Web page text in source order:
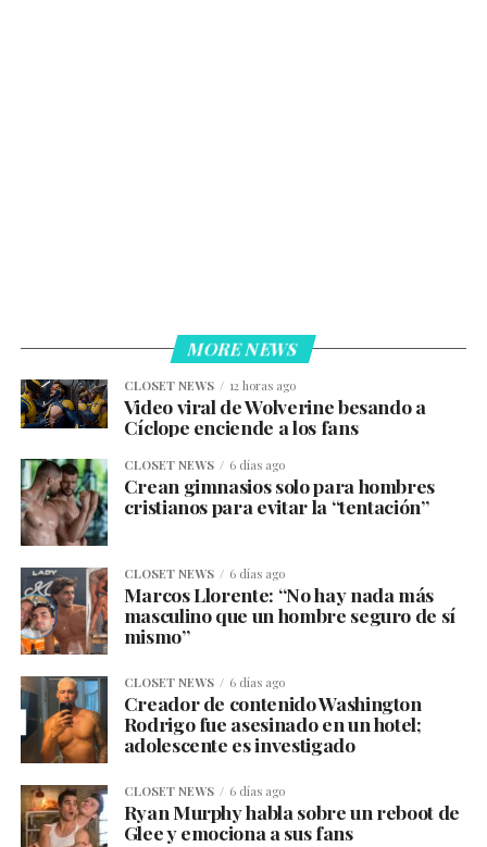
MORE NEWS
CLOSET NEWS 12 horas ago
Video viral de Wolverine besando a
Cíclope enciende a los fans
CLOSET NEWS 6 días ago
Crean gimnasios solo para hombres
cristianos para evitar la “tentación”
CLOSET NEWS 6 días ago
Marcos Llorente: “No hay nada más
masculino que un hombre seguro de sí
mismo”
CLOSET NEWS 6 días ago
Creador de contenido Washington
Rodrigo fue asesinado en un hotel;
adolescente es investigado
CLOSET NEWS 6 días ago
Ryan Murphy habla sobre un reboot de
Glee y emociona a sus fans